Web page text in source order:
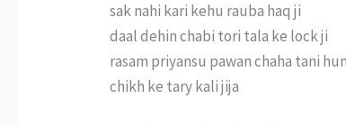
sak nahi kari kehu rauba haq ji
daal dehin chabi tori tala ke lock ji
rasam priyansu pawan chaha tani
chikh ke tary kali jija